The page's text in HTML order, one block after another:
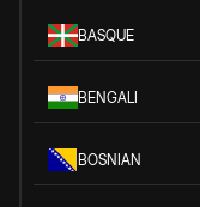
BASQUE
BENGALI
BOSNIAN